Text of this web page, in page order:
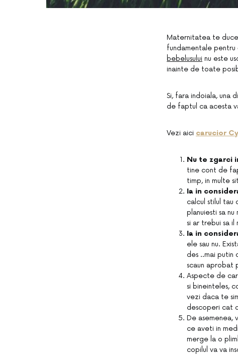
Maternitatea te
fundamentale
bebelusului nu este
inainte de toate
Si, fara indoiala, una
de faptul ca acesta
Vezi aici carucior
Nu te zgarci
tine cont de
timp, in multe
Ia in
calcul stilul tau
planuiesti sa
si ar trebui sa
Ia in
ele sau nu.
des ..mai putin
scaun aprobat
Aspecte de
si bineinteles,
vezi daca te
descoperi cat
De asemenea,
ce aveti in
merge la o
copilul va va